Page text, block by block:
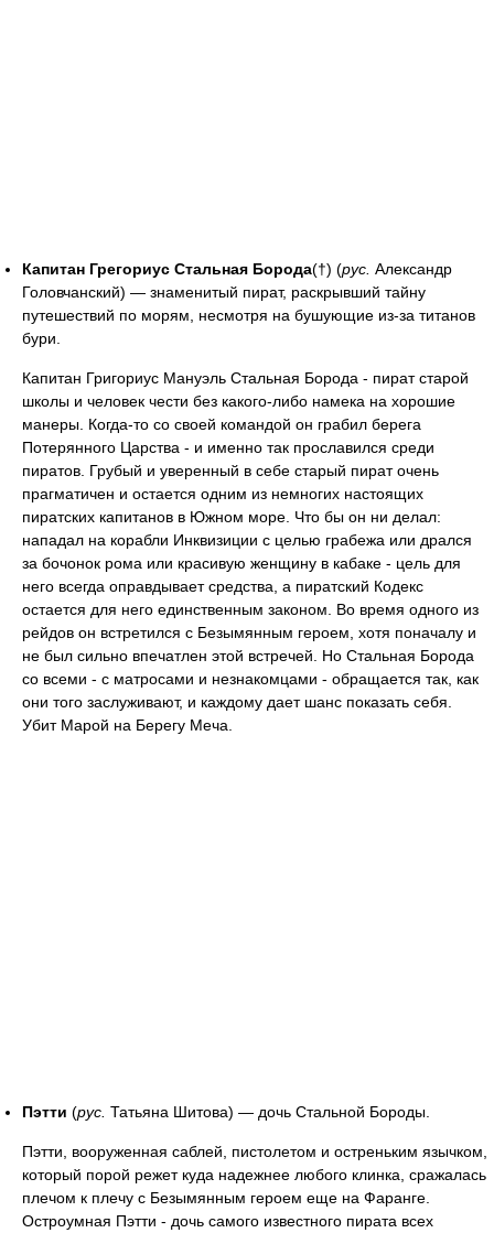
Капитан Грегориус Стальная Борода(†) (рус. Александр
Головчанский) — знаменитый пират, раскрывший тайну
путешествий по морям, несмотря на бушующие из-за титанов
бури.
Капитан Григориус Мануэль Стальная Борода - пират старой
школы и человек чести без какого-либо намека на хорошие
манеры. Когда-то со своей командой он грабил берега
Потерянного Царства - и именно так прославился среди
пиратов. Грубый и уверенный в себе старый пират очень
прагматичен и остается одним из немногих настоящих
пиратских капитанов в Южном море. Что бы он ни делал:
нападал на корабли Инквизиции с целью грабежа или дрался
за бочонок рома или красивую женщину в кабаке - цель для
него всегда оправдывает средства, а пиратский Кодекс
остается для него единственным законом. Во время одного из
рейдов он встретился с Безымянным героем, хотя поначалу и
не был сильно впечатлен этой встречей. Но Стальная Борода
со всеми - с матросами и незнакомцами - обращается так, как
они того заслуживают, и каждому дает шанс показать себя.
Убит Марой на Берегу Меча.
Пэтти (рус. Татьяна Шитова) — дочь Стальной Бороды.
Пэтти, вооруженная саблей, пистолетом и остреньким язычком,
который порой режет куда надежнее любого клинка, сражалась
плечом к плечу с Безымянным героем еще на Фаранге.
Остроумная Пэтти - дочь самого известного пирата всех